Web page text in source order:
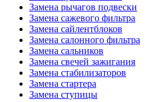
Замена рычагов подвески
Замена сажевого фильтра
Замена сайлентблоков
Замена салонного фильтра
Замена сальников
Замена свечей зажигания
Замена стабилизаторов
Замена стартера
Замена ступицы